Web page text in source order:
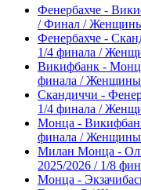
Фенербахче -
/ Финал /
Фенербахче -
1/4 финала /
Викифбанк -
финала / Женщины
Скандиччи -
1/4 финала /
Монца -
финала / Женщины
Милан Монца -
2025/2026 / 1/8
Монца -